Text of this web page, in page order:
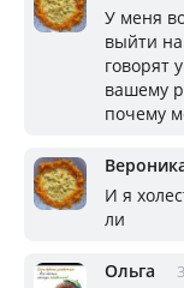
У меня
выйти
говорят
вашему
почему
И я
ли
Ольга